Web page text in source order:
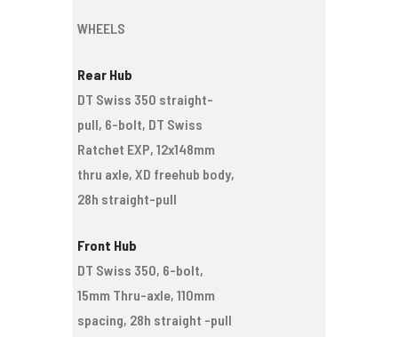
WHEELS
Rear Hub
DT Swiss 350 straight-
pull, 6-bolt, DT Swiss
Ratchet EXP, 12x148mm
thru axle, XD freehub body,
28h straight-pull
Front Hub
DT Swiss 350, 6-bolt,
15mm Thru-axle, 110mm
spacing, 28h straight -pull